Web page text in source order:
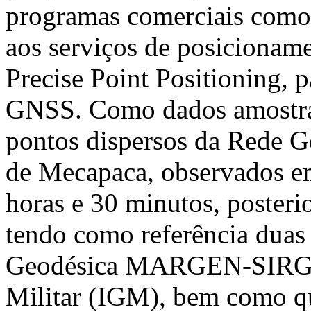
programas comerciais
aos serviços de
Precise Point Positioning,
GNSS. Como dados
pontos dispersos da Rede
de Mecapaca, observados
horas e 30 minutos,
tendo como referência
Geodésica MARGEN-
Militar (IGM), bem como